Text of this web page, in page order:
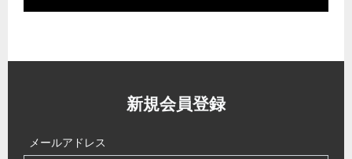
新規会員登録
メールアドレス